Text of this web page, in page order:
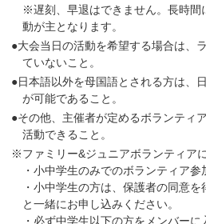
※遅刻、早退はできません。長時間
動が主となります。
●大会当日の活動を希望する場合は、
ていないこと。
●日本語以外を母国語とされる方は、
が可能であること。
●その他、主催者が定めるボランティ
活動できること。
※ファミリー&ジュニアボランティア
・小中学生のみでのボランティア参
・小中学生の方は、保護者の同意
と一緒にお申し込みください。
・必ず中学生以下の方をメンバー